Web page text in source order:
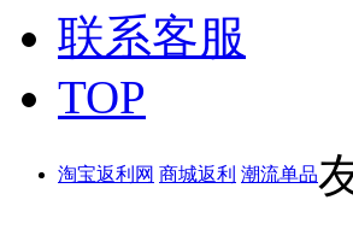
联系客服
TOP
淘宝返利网 商城返利 潮流单品